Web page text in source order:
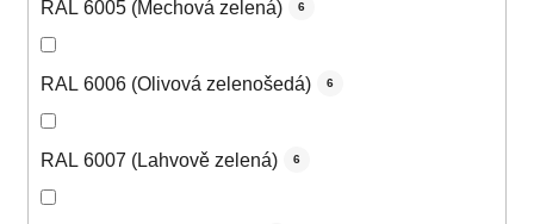
RAL 6005 (Mechová zelená) 6
RAL 6006 (Olivová zelenošedá) 6
RAL 6007 (Lahvově zelená) 6